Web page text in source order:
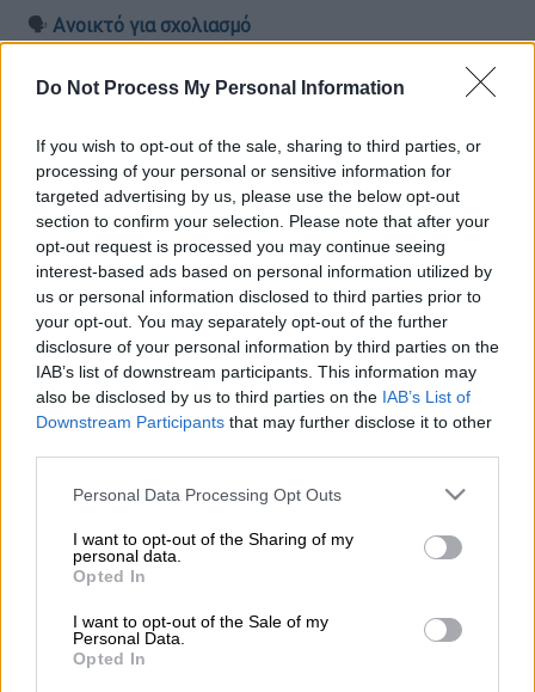
Do Not Process My Personal Information
If you wish to opt-out of the sale, sharing to third parties, or
processing of your personal or sensitive information for
targeted advertising by us, please use the below opt-out
section to confirm your selection. Please note that after your
opt-out request is processed you may continue seeing
interest-based ads based on personal information utilized by
us or personal information disclosed to third parties prior to
your opt-out. You may separately opt-out of the further
disclosure of your personal information by third parties on the
IAB’s list of downstream participants. This information may
also be disclosed by us to third parties on the IAB’s List of
Downstream Participants that may further disclose it to other
Please note that this website/app uses one or more Google
not limited to your visit or usage behaviour. You may click to
grant or deny consent to Google and its third-party tags to
use your data for below specified purposes in below Google
consent section.
Personal Data Processing Opt Outs
I want to opt-out of the Sharing of my
personal data.
Opted In
I want to opt-out of the Sale of my
Personal Data.
Opted In
🗣️ Ανοικτό για σχολιασμό
Προσθέστε το ΕΘΝΟΣ στη Google
Διαβάστε περισσότερα μ' ένα κλικ στο
dailymedia.com.gr
Τα σχολιά σας δημοσιεύονται άμεσα με δική σας ευθύνη. Το
ΕΘΝΟΣ θα παρεμβαίνει και τα προσβλητικά σχόλια θα
διαγράφονται